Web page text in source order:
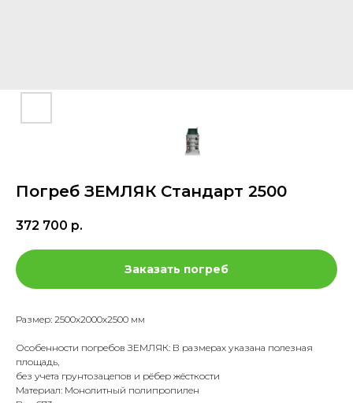
Погреб ЗЕМЛЯК Стандарт 2500
372 700 р.
Заказать погреб
Размер: 2500х2000х2500 мм
Особенности погребов ЗЕМЛЯК: В размерах указана полезная
площадь,
без учета грунтозацепов и рёбер жёсткости
Материал: Монолитный полипропилен